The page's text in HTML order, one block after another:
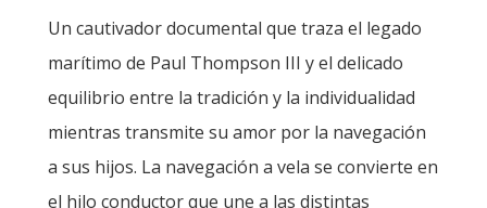
Un cautivador documental que traza el legado
marítimo de Paul Thompson III y el delicado
equilibrio entre la tradición y la individualidad
mientras transmite su amor por la navegación
a sus hijos. La navegación a vela se convierte en
el hilo conductor que une a las distintas